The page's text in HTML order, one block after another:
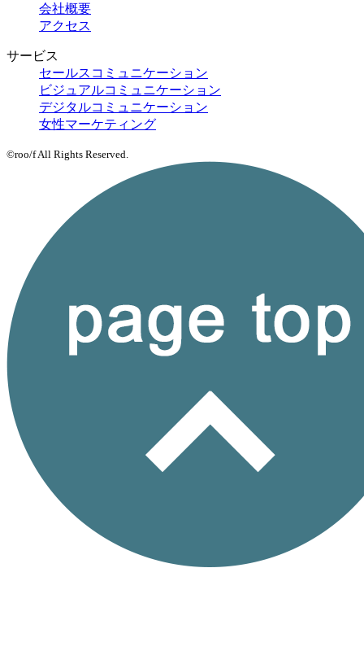
会社概要
アクセス
サービス
セールスコミュニケーション
ビジュアルコミュニケーション
デジタルコミュニケーション
女性マーケティング
©roo/f All Rights Reserved.